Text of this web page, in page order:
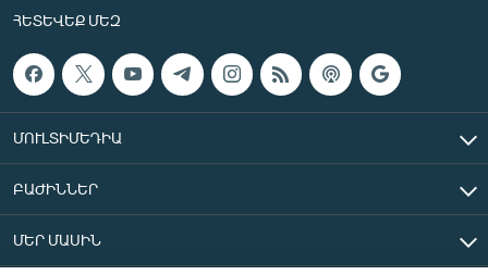
ՀԵՏԵՎԵՔ ՄԵԶ
ՄՈՒԼՏԻՄԵԴԻԱ
ԲԱԺԻՆՆԵՐ
ՄԵՐ ՄԱՍԻՆ